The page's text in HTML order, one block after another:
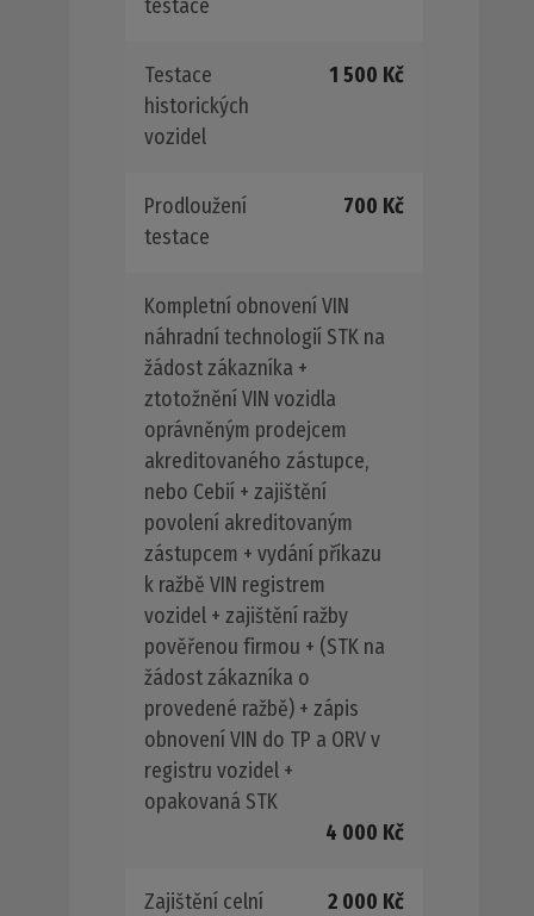
testace
Testace
historických
vozidel
1 500 Kč
Prodloužení
testace
700 Kč
Kompletní obnovení VIN
náhradní technologií STK na
žádost zákazníka +
ztotožnění VIN vozidla
oprávněným prodejcem
akreditovaného zástupce,
nebo Cebií + zajištění
povolení akreditovaným
zástupcem + vydání příkazu
k ražbě VIN registrem
vozidel + zajištění ražby
pověřenou firmou + (STK na
žádost zákazníka o
provedené ražbě) + zápis
obnovení VIN do TP a ORV v
registru vozidel +
opakovaná STK
4 000 Kč
Zajištění celní
2 000 Kč